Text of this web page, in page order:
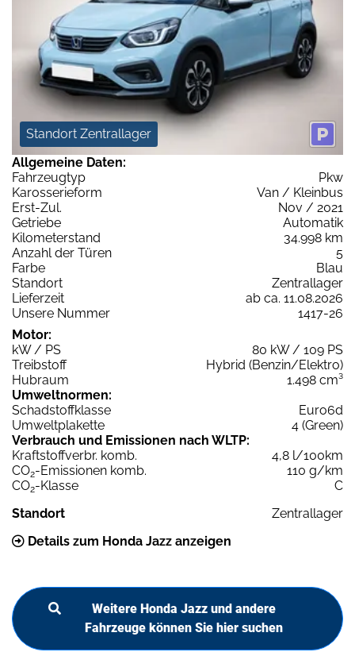
Standort Zentrallager
Allgemeine Daten:
Fahrzeugtyp
Pkw
Karosserieform
Van / Kleinbus
Erst-Zul.
Nov / 2021
Getriebe
Automatik
Kilometerstand
34.998 km
Anzahl der Türen
5
Farbe
Blau
Standort
Zentrallager
Lieferzeit
ab ca. 11.08.2026
Unsere Nummer
1417-26
Motor:
kW / PS
80 kW / 109 PS
Treibstoff
Hybrid (Benzin/Elektro)
Hubraum
1.498 cm³
Umweltnormen:
Schadstoffklasse
Euro6d
Umweltplakette
4 (Green)
Verbrauch und Emissionen nach WLTP:
Kraftstoffverbr. komb.
4,8 l/100km
CO2-Emissionen komb.
110 g/km
CO2-Klasse
C
Standort
Zentrallager
Details zum Honda Jazz anzeigen
Weitere Honda Jazz und andere
Fahrzeuge können Sie hier suchen